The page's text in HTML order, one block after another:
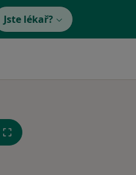
Jste lékař?